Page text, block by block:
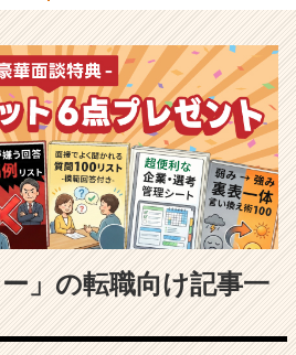
」の転職向け記事一